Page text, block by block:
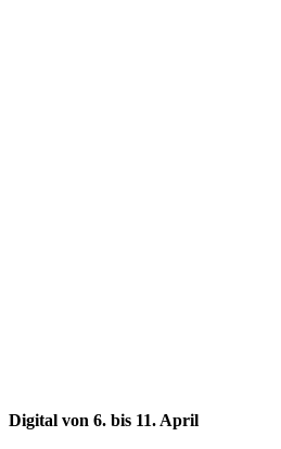
Digital von 6. bis 11. April